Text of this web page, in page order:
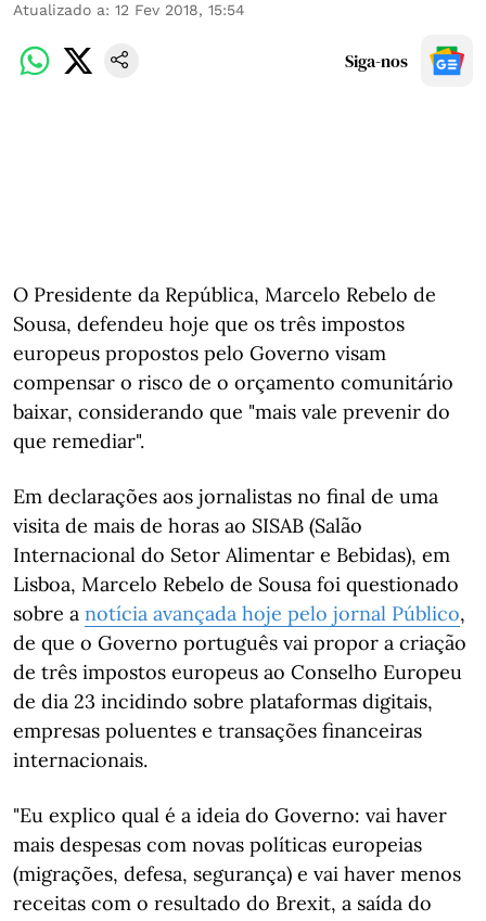
Atualizado a: 12 Fev 2018, 15:54
Siga-nos
O Presidente da República, Marcelo Rebelo de
Sousa, defendeu hoje que os três impostos
europeus propostos pelo Governo visam
compensar o risco de o orçamento comunitário
baixar, considerando que "mais vale prevenir do
que remediar".
Em declarações aos jornalistas no final de uma
visita de mais de horas ao SISAB (Salão
Internacional do Setor Alimentar e Bebidas), em
Lisboa, Marcelo Rebelo de Sousa foi questionado
sobre a notícia avançada hoje pelo jornal Público,
de que o Governo português vai propor a criação
de três impostos europeus ao Conselho Europeu
de dia 23 incidindo sobre plataformas digitais,
empresas poluentes e transações financeiras
internacionais.
"Eu explico qual é a ideia do Governo: vai haver
mais despesas com novas políticas europeias
(migrações, defesa, segurança) e vai haver menos
receitas com o resultado do Brexit, a saída do